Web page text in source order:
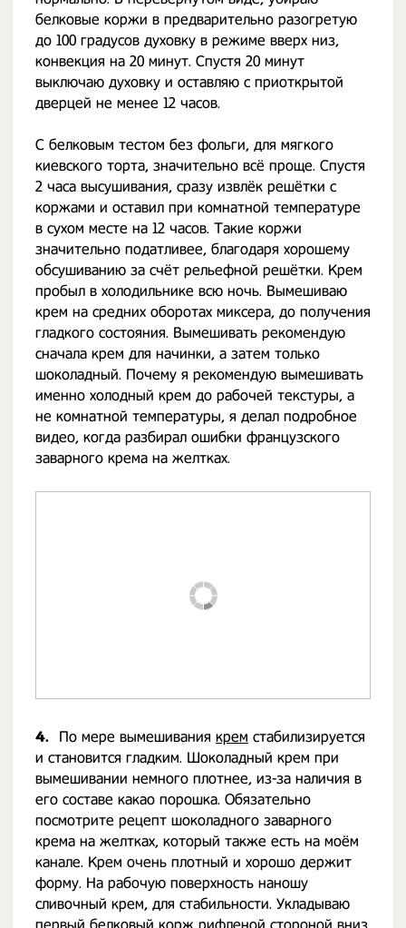
белковые коржи в предварительно разогретую
до 100 градусов духовку в режиме вверх низ,
конвекция на 20 минут. Спустя 20 минут
выключаю духовку и оставляю с приоткрытой
дверцей не менее 12 часов.
С белковым тестом без фольги, для мягкого
киевского торта, значительно всё проще. Спустя
2 часа высушивания, сразу извлёк решётки с
коржами и оставил при комнатной температуре
в сухом месте на 12 часов. Такие коржи
значительно податливее, благодаря хорошему
обсушиванию за счёт рельефной решётки. Крем
пробыл в холодильнике всю ночь. Вымешиваю
крем на средних оборотах миксера, до получения
гладкого состояния. Вымешивать рекомендую
сначала крем для начинки, а затем только
шоколадный. Почему я рекомендую вымешивать
именно холодный крем до рабочей текстуры, а
не комнатной температуры, я делал подробное
видео, когда разбирал ошибки французского
заварного крема на желтках.
4. По мере вымешивания крем стабилизируется
и становится гладким. Шоколадный крем при
вымешивании немного плотнее, из-за наличия в
его составе какао порошка. Обязательно
посмотрите рецепт шоколадного заварного
крема на желтках, который также есть на моём
канале. Крем очень плотный и хорошо держит
форму. На рабочую поверхность наношу
сливочный крем, для стабильности. Укладываю